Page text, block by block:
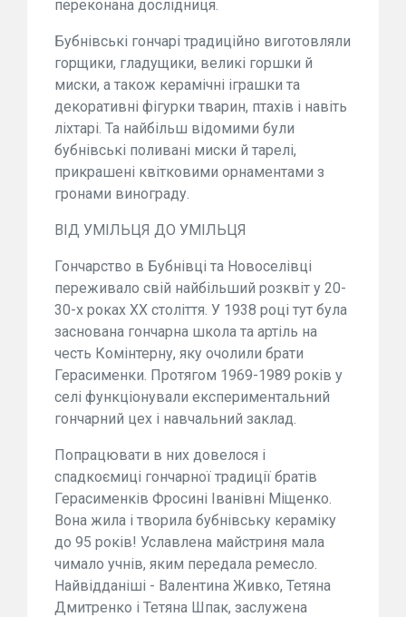
переконана дослідниця.
Бубнівські гончарі традиційно виготовляли
горщики, гладущики, великі горшки й
миски, а також керамічні іграшки та
декоративні фігурки тварин, птахів і навіть
ліхтарі. Та найбільш відомими були
бубнівські поливані миски й тарелі,
прикрашені квітковими орнаментами з
гронами винограду.
ВІД УМІЛЬЦЯ ДО УМІЛЬЦЯ
Гончарство в Бубнівці та Новоселівці
переживало свій найбільший розквіт у 20-
30-х роках XX століття. У 1938 році тут була
заснована гончарна школа та артіль на
честь Комінтерну, яку очолили брати
Герасименки. Протягом 1969-1989 років у
селі функціонували експериментальний
гончарний цех і навчальний заклад.
Попрацювати в них довелося і
спадкоємиці гончарної традиції братів
Герасименків Фросині Іванівні Міщенко.
Вона жила і творила бубнівську кераміку
до 95 років! Уславлена майстриня мала
чимало учнів, яким передала ремесло.
Найвідданіші - Валентина Живко, Тетяна
Дмитренко і Тетяна Шпак, заслужена